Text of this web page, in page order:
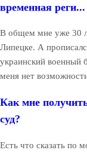
временная реги...
В общем мне уже 30
Липецке. А
украинский военный
меня нет
Как мне
суд?
Есть что сказать по